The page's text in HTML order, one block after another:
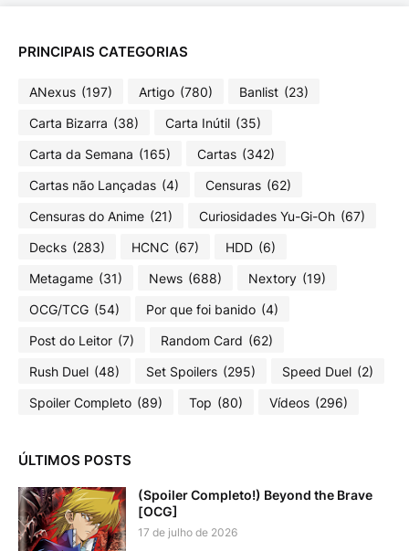
PRINCIPAIS CATEGORIAS
ANexus (197) Artigo (780) Banlist (23)
Carta Bizarra (38) Carta Inútil (35)
Carta da Semana (165) Cartas (342)
Cartas não Lançadas (4) Censuras (62)
Censuras do Anime (21) Curiosidades Yu-Gi-Oh (67)
Decks (283) HCNC (67) HDD (6)
Metagame (31) News (688) Nextory (19)
OCG/TCG (54) Por que foi banido (4)
Post do Leitor (7) Random Card (62)
Rush Duel (48) Set Spoilers (295) Speed Duel (2)
Spoiler Completo (89) Top (80) Vídeos (296)
ÚLTIMOS POSTS
(Spoiler Completo!) Beyond the Brave
[OCG]
17 de julho de 2026